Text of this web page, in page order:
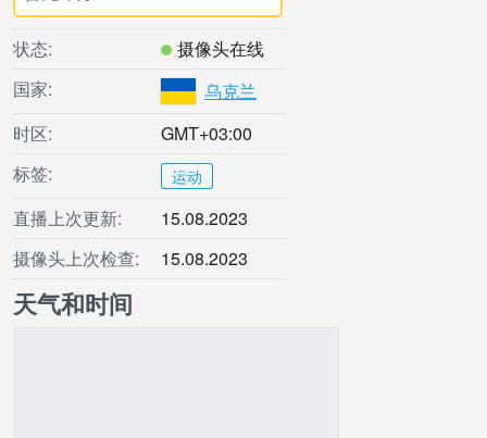
状态:
摄像头在线
国家:
乌克兰
时区:
GMT+03:00
标签:
运动
直播上次更新:
15.08.2023
摄像头上次检查:
15.08.2023
天气和时间